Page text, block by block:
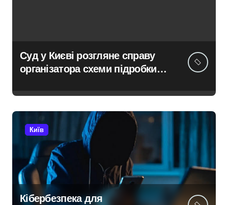
Суд у Києві розгляне справу
організатора схеми підробки
статусу «обмежено
придатного» за $15 тис.
Київ
Кібербезпека для